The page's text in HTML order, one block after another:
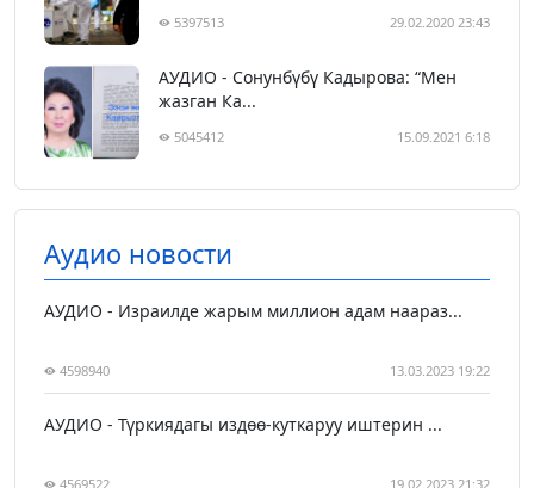
5397513 29.02.2020 23:43
АУДИО - Сонунбүбү Кадырова: “Мен
жазган Ка...
5045412 15.09.2021 6:18
Аудио новости
АУДИО - Израилде жарым миллион адам наараз...
4598940 13.03.2023 19:22
АУДИО - Түркиядагы издөө-куткаруу иштерин ...
4569522 19.02.2023 21:32